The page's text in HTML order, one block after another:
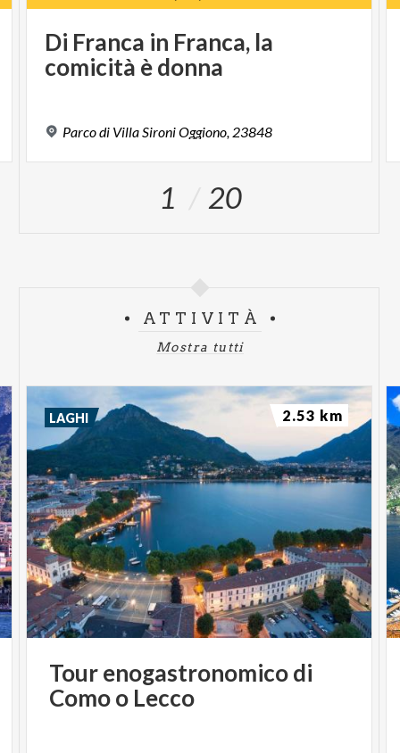
Di Franca in Franca, la
comicità èdonna
Parcodi Villa SironiOggiono, 23848
1 20
ATTIVITÀ
Mostra tutti
Tourenogastronomicodi
Comoo Lecco
LAGHI 2.53 km